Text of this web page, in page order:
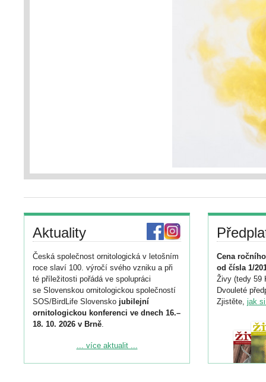
Aktuality
Česká společnost ornitologická v letošním
roce slaví 100. výročí svého vzniku a při
té příležitosti pořádá ve spolupráci
se Slovenskou ornitologickou společností
SOS/BirdLife Slovensko jubilejní
ornitologickou konferenci ve dnech 16.–
18. 10. 2026 v Brně.
Podrobnější informace ke konferenci
... více aktualit ...
Cena
od čísla 1/
Živy (tedy 59
Dvouleté
Zjistěte, jak